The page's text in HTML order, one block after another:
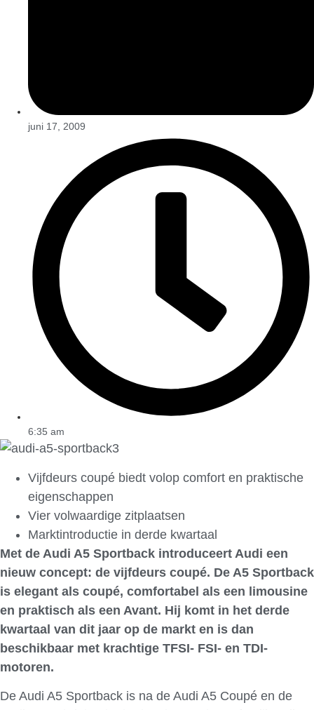
juni 17, 2009
6:35 am
Vijfdeurs coupé biedt volop comfort en praktische
eigenschappen
Vier volwaardige zitplaatsen
Marktintroductie in derde kwartaal
Met de Audi A5 Sportback introduceert Audi een
nieuw concept: de vijfdeurs coupé. De A5 Sportback
is elegant als coupé, comfortabel als een limousine
en praktisch als een Avant. Hij komt in het derde
kwartaal van dit jaar op de markt en is dan
beschikbaar met krachtige TFSI- FSI- en TDI-
motoren.
De Audi A5 Sportback is na de Audi A5 Coupé en de